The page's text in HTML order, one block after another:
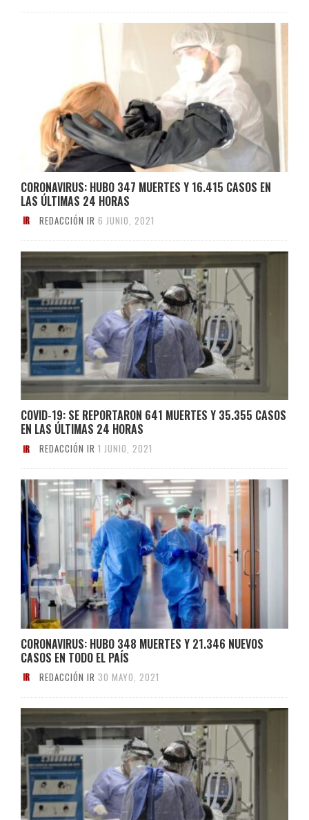
CORONAVIRUS: HUBO 347 MUERTES Y 16.415 CASOS EN
LAS ÚLTIMAS 24 HORAS
REDACCIÓN IR 6 JUNIO, 2021
COVID-19: SE REPORTARON 641 MUERTES Y 35.355 CASOS
EN LAS ÚLTIMAS 24 HORAS
REDACCIÓN IR 1 JUNIO, 2021
CORONAVIRUS: HUBO 348 MUERTES Y 21.346 NUEVOS
CASOS EN TODO EL PAÍS
REDACCIÓN IR 30 MAYO, 2021